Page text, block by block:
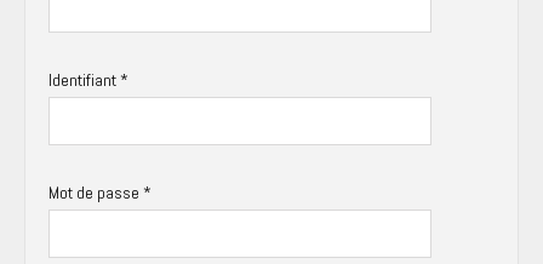
Identifiant *
Mot de passe *